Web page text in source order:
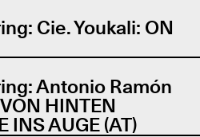
Cie. Youkali: ON
Antonio Ramón
HINTEN
INS AUGE (AT)